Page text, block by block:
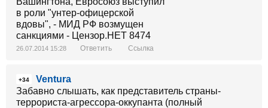
26.07.2014 15:28 Ответить Ссылка
+34
Ventura
Забавно слышать, как представитель страны-
террориста-агрессора-оккупанта (полный